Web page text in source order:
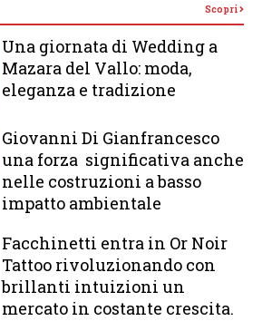
Scopri
Una giornata di Wedding a
Mazara del Vallo: moda,
eleganza e tradizione
Giovanni Di Gianfrancesco
una forza significativa anche
nelle costruzioni a basso
impatto ambientale
Facchinetti entra in Or Noir
Tattoo rivoluzionando con
brillanti intuizioni un
mercato in costante crescita.